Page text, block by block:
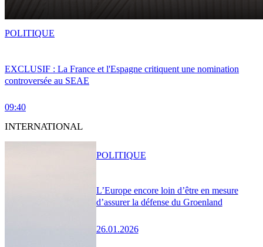
EXCLUSIF : La France et l'Espagne critiquent une nomination
controversée au SEAE
09:40
POLITIQUE
INTERNATIONAL
L’Europe encore loin d’être en mesure
d’assurer la défense du Groenland
26.01.2026
POLITIQUE